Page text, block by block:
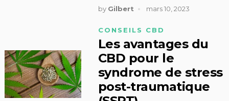
by Gilbert mars 10, 2023
CONSEILS CBD
Les avantages du
CBD pour le
syndrome de stress
post-traumatique